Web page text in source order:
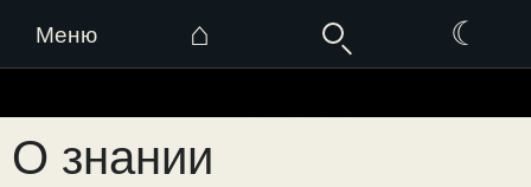
Меню ⌂ ☾
к
содержимому
О знании